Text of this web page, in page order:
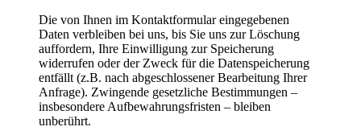
Die von Ihnen im Kontaktformular eingegebenen
Daten verbleiben bei uns, bis Sie uns zur Löschung
auffordern, Ihre Einwilligung zur Speicherung
widerrufen oder der Zweck für die Datenspeicherung
entfällt (z.B. nach abgeschlossener Bearbeitung Ihrer
Anfrage). Zwingende gesetzliche Bestimmungen –
insbesondere Aufbewahrungsfristen – bleiben
unberührt.